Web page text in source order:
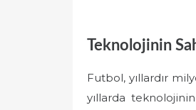
Teknolojinin
Futbol, yıllardır
yıllarda